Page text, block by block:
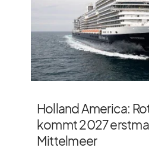
Holland America:
kommt 2027
Mittelmeer